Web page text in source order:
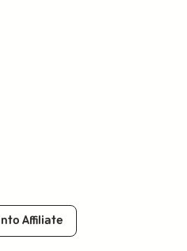
Affiliate